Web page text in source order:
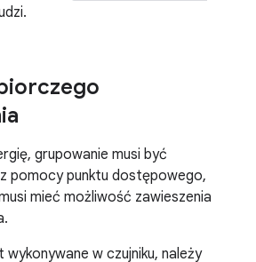
grupowanie musi być
pomocy punktu dostępowego,
mieć możliwość zawieszenia
w czujniku, należy